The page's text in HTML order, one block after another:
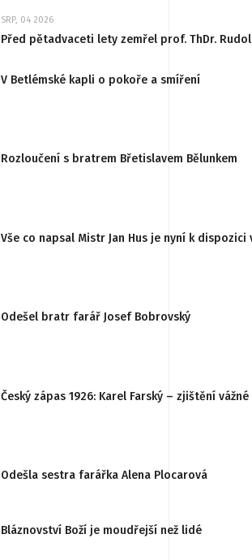
SRP, 04 2026
Před pětadvaceti lety zemřel prof. ThDr.
V Betlémské kapli o pokoře a smíření
Rozloučení s bratrem Břetislavem Bělunkem
Vše co napsal Mistr Jan Hus je nyní k
Odešel bratr farář Josef Bobrovský
Český zápas 1926: Karel Farský – zjištění
Odešla sestra farářka Alena Plocarová
Bláznovství Boží je moudřejší než lidé